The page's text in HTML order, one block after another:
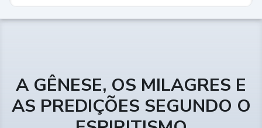
A GÊNESE, OS MILAGRES E
AS PREDIÇÕES SEGUNDO O